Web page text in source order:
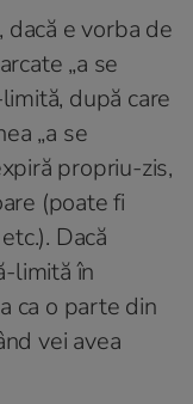
e vorba de
„a se
după care
„a se
propriu-zis,
(poate fi
Dacă
limită în
ca o parte din
vei avea